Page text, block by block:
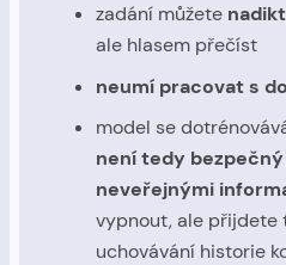
zadání můžete
ale hlasem přečíst
neumí pracovat s
model se
není tedy
neveřejnými
vypnout, ale přijdete
uchovávání historie